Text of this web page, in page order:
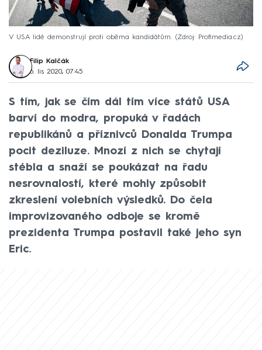
V USA lidé demonstrují proti oběma kandidátům. Zdroj: Profimedia.cz
Filip Kalčák
6. lis 2020, 07:45
S tím, jak se čím dál tím více států USA
barví do modra, propuká v řadách
republikánů a příznivců Donalda Trumpa
pocit deziluze. Mnozí z nich se chytají
stébla a snaží se poukázat na řadu
nesrovnalostí, které mohly způsobit
zkreslení volebních výsledků. Do čela
improvizovaného odboje se kromě
prezidenta Trumpa postavil také jeho syn
Eric.